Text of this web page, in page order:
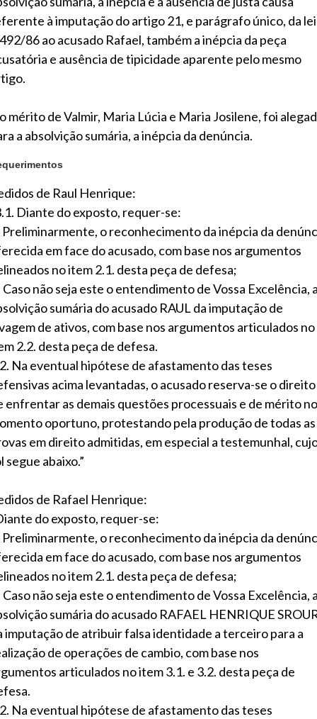
à imputação do artigo 21, e parágrafo único, da lei
86 ao acusado Rafael, também a inépcia da peça
e ausência de tipicidade aparente pelo mesmo
mérito de Valmir, Maria Lúcia e Maria Josilene, foi
a absolvição sumária, a inépcia da denúncia.
de Raul Henrique:
Diante do exposto, requer-se:
Preliminarmente, o reconhecimento da inépcia da
em face do acusado, com base nos argumentos
no item 2.1. desta peça de defesa;
Caso não seja este o entendimento de Vossa Excelência,
sumária do acusado RAUL da imputação de
de ativos, com base nos argumentos articulados no
2.2. desta peça de defesa.
Na eventual hipótese de afastamento das teses
acima levantadas, o acusado reserva-se o direito
enfrentar as demais questões processuais e de mérito no
oportuno, protestando pela produção de todas as
em direito admitidas, em especial a testemunhal,
segue abaixo.”
de Rafael Henrique:
do exposto, requer-se:
Preliminarmente, o reconhecimento da inépcia da
em face do acusado, com base nos argumentos
no item 2.1. desta peça de defesa;
Caso não seja este o entendimento de Vossa Excelência,
sumária do acusado RAFAEL HENRIQUE
imputação de atribuir falsa identidade a terceiro para a
de operações de cambio, com base nos
articulados no item 3.1. e 3.2. desta peça de
Na eventual hipótese de afastamento das teses